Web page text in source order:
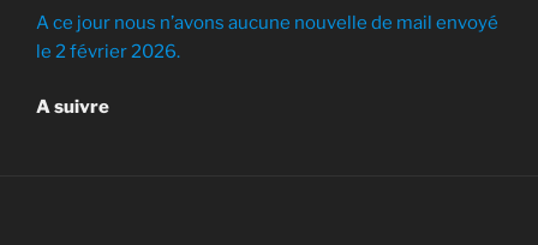
A ce jour nous n’avons aucune nouvelle de mail envoyé
le 2 février 2026.
A suivre